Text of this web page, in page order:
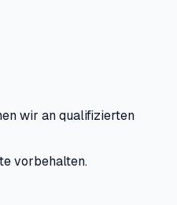
wir an qualifizierten
vorbehalten.